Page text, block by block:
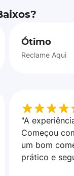
Ótimo
Reclame Aqui
"A
Começou
um bom
prático e